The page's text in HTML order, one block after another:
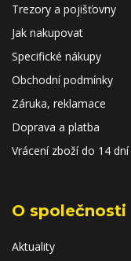
Trezory a pojišťovny
Jak nakupovat
Specifické nákupy
Obchodní podmínky
Záruka, reklamace
Doprava a platba
Vrácení zboží do 14 dní
O společnosti
Aktuality